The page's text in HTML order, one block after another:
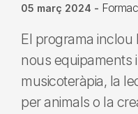
05 març 2024 -
El programa inclou
nous equipaments
musicoteràpia, la
per animals o la